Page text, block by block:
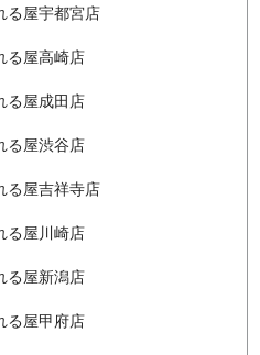
る屋宇都宮店
る屋高崎店
る屋成田店
る屋渋谷店
る屋吉祥寺店
る屋川崎店
る屋新潟店
る屋甲府店